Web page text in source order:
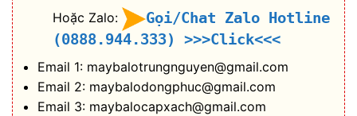
Hoặc Zalo:
Gọi/Chat Zalo Hotline
(0888.944.333)
>>>Click<<<
Email 1: maybalotrungnguyen@gmail.com
Email 2: maybalodongphuc@gmail.com
Email 3: maybalocapxach@gmail.com